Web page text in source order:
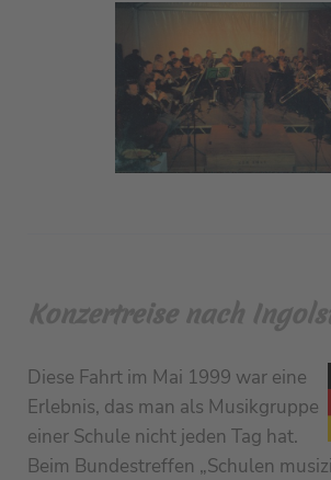
Konzertreise nach
Diese Fahrt im Mai 1999 war eine
Erlebnis, das man als Musikgruppe
einer Schule nicht jeden Tag hat.
Beim Bundestreffen „Schulen